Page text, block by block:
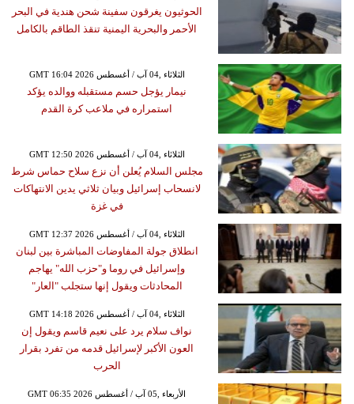
الحوثيون يغرقون سفينة شحن هندية في البحر
الأحمر والبحرية اليمنية تنقذ الطاقم بالكامل
GMT 16:04 2026 الثلاثاء ,04 آب / أغسطس
نيمار يؤجل حسم مستقبله ووالده يؤكد
استمراره في ملاعب كرة القدم
GMT 12:50 2026 الثلاثاء ,04 آب / أغسطس
مجلس السلام يُعلن أن نزع سلاح حماس شرط
لانسحاب إسرائيل وبيان ثلاثي يدين الانتهاكات
في غزة
GMT 12:37 2026 الثلاثاء ,04 آب / أغسطس
انطلاق جولة المفاوضات المباشرة بين لبنان
وإسرائيل في روما و"حزب الله" يهاجم
المحادثات ويقول إنها ستجلب "العار"
GMT 14:18 2026 الثلاثاء ,04 آب / أغسطس
نواف سلام يرد على نعيم قاسم ويقول إن
العون الأكبر لإسرائيل قدمه من تفرد بقرار
الحرب
GMT 06:35 2026 الأربعاء ,05 آب / أغسطس